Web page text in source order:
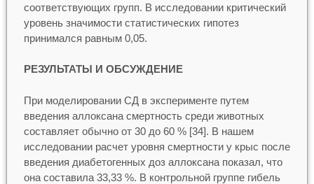
соответствующих групп. В исследовании критический
уровень значимости статистических гипотез
принимался равным 0,05.
РЕЗУЛЬТАТЫ И ОБСУЖДЕНИЕ
При моделировании СД в эксперименте путем
введения аллоксана смертность среди животных
составляет обычно от 30 до 60 % [34]. В нашем
исследовании расчет уровня смертности у крыс после
введения диабетогенных доз аллоксана показал, что
она составила 33,33 %. В контрольной группе гибель